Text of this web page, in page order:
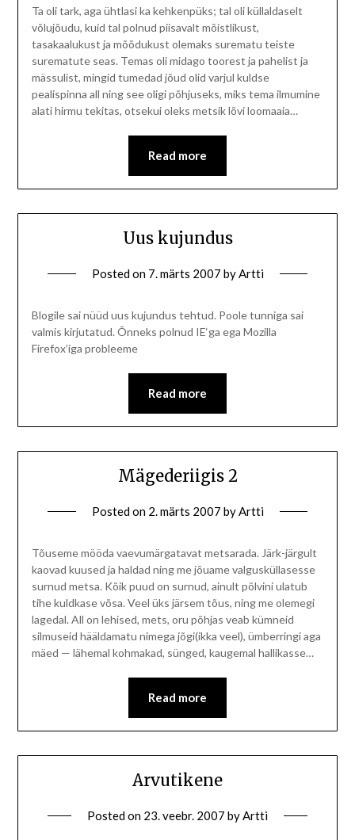
Ta oli tark, aga ühtlasi ka kehkenpüks; tal oli küllaldaselt
võlujõudu, kuid tal polnud piisavalt mõistlikust,
tasakaalukust ja mõõdukust olemaks surematu teiste
surematute seas. Temas oli midago toorest ja pahelist ja
mässulist, mingid tumedad jõud olid varjul kuldse
pealispinna all ning see oligi põhjuseks, miks tema ilmumine
alati hirmu tekitas, otsekui oleks metsik lõvi loomaaia…
Read more
Uus kujundus
Posted on 7. märts 2007 byArtti
Blogile sai nüüd uus kujundus tehtud. Poole tunniga sai
valmis kirjutatud. Õnneks polnud IE‘ga ega Mozilla
Firefox’iga probleeme
Read more
Mägederiigis 2
Posted on 2. märts 2007 byArtti
Tõuseme mööda vaevumärgatavat metsarada. Järk-järgult
kaovad kuused ja haldad ning me jõuame valgusküllasesse
surnud metsa. Kõik puud on surnud, ainult põlvini ulatub
tihe kuldkase võsa. Veel üks järsem tõus, ning me olemegi
lagedal. All on lehised, mets, oru põhjas veab kümneid
silmuseid hääldamatu nimega jõgi(ikka veel), ümberringi aga
mäed — lähemal kohmakad, sünged, kaugemal hallikasse…
Read more
Arvutikene
Posted on 23. veebr. 2007 byArtti